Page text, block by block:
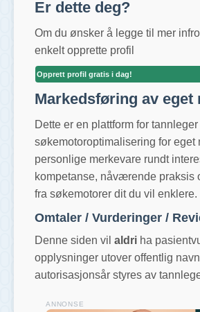
Er dette deg?
Om du ønsker å legge til mer
enkelt opprette profil
Opprett profil gratis i dag!
Markedsføring av eget
Dette er en plattform for
søkemotoroptimalisering for eget
personlige merkevare rundt
kompetanse, nåværende praksis
fra søkemotorer dit du vil enklere.
Omtaler / Vurderinger /
Denne siden vil aldri ha
opplysninger utover offentlig
autorisasjonsår styres av
ANNONSE